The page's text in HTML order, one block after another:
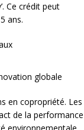
Ce crédit peut
ans.
globale
en copropriété. Les
de la performance